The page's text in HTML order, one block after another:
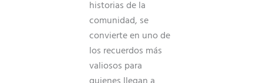
historias de la
comunidad, se
convierte en uno de
los recuerdos más
valiosos para